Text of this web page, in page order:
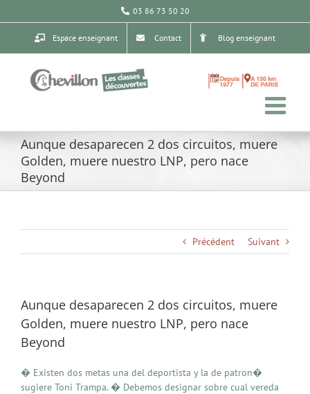
au
03 86 73 50 20
Espace enseignant Contact Blog enseignant
Aunque desaparecen 2 dos circuitos, muere
Golden, muere nuestro LNP, pero nace
Beyond
Précédent Suivant
Aunque desaparecen 2 dos circuitos, muere
Golden, muere nuestro LNP, pero nace
Beyond
� Existen dos metas una del deportista y la de patron�
sugiere Toni Trampa. � Debemos designar sobre cual vereda